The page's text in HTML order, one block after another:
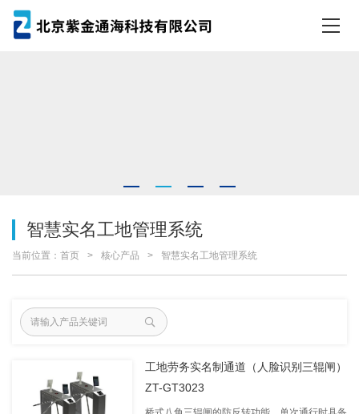
智慧实名工地管理系统
当前位置： 首页 核心产品 智慧实名工地管理系统
工地劳务实名制通道（人脸识别三辊闸）
ZT-GT3023